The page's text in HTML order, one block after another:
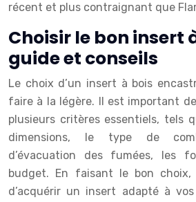
récent et plus contraignant que
Choisir le bon insert
guide et conseils
Le choix d’un insert à bois
faire à la légère. Il est important
plusieurs critères essentiels, tels
dimensions, le type de
d’évacuation des fumées, les
budget. En faisant le bon choix,
d’acquérir un insert adapté à